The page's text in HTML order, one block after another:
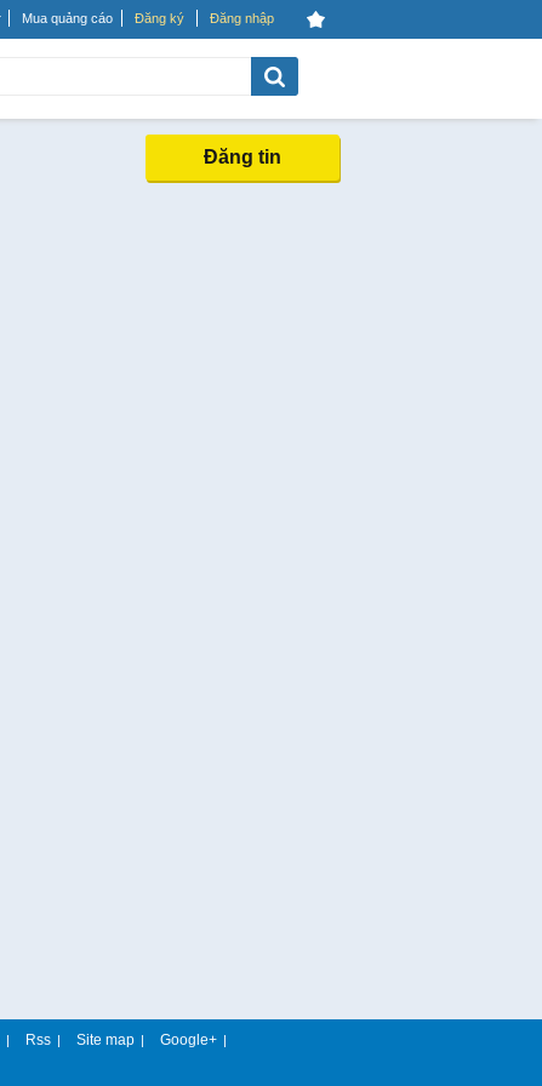
Mua quảng cáo Đăng ký Đăng nhập
Đăng tin
| Rss | Site map | Google+ |